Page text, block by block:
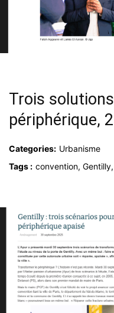
Trois
périphérique,
Categories: Urbanisme
Tags : convention,